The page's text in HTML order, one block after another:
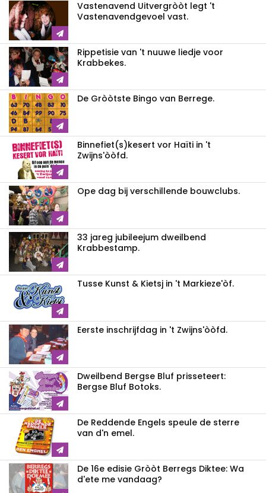
Vastenavend Uitvergròòt legt 't
Vastenavendgevoel vast.
Rippetisie van 't nuuwe liedje voor
Krabbekes.
De Gròòtste Bingo van Berrege.
Binnefiet(s)kesert vor Haïti in 't
Zwijns'òòfd.
Ope dag bij verschillende bouwclubs.
33 jareg jubileejum dweilbend
Krabbestamp.
Tusse Kunst & Kietsj in 't Markieze'òf.
Eerste inschrijfdag in 't Zwijns'òòfd.
Dweilbend Bergse Bluf prisseteert:
Bergse Bluf Botoks.
De Reddende Engels speule de sterre
van d'n emel.
De 16e edisie Gròòt Berregs Diktee: Wa
d'ete me vandaag?